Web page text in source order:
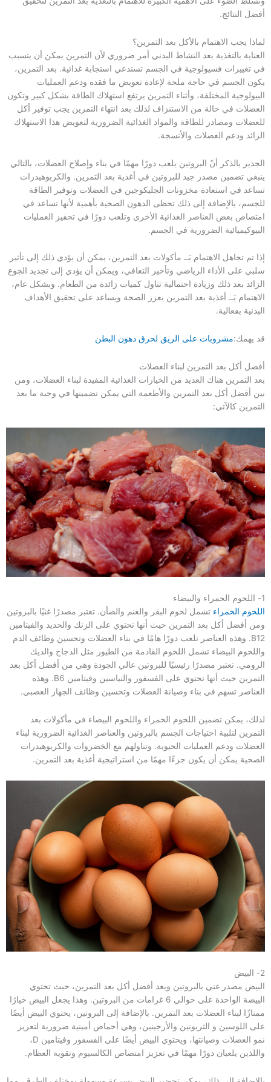
أفضل النتائج.
لماذا يجب الاهتمام بالأكل بعد التمرين؟
العناية بالتغذية بعد النشاط البدني أمر ضروري لأن التمرين يمكن أن يتسبب
في تغييرات فسيولوجية في الجسم تستدعي استجابة غذائية. بعد التمرين،
يكون الجسم في حاجة ملحة لإعادة تعويض ما فقده ودعم العمليات
البيولوجية المختلفة، وأثناء التمرين يرتفع استهلاك الطاقة بشكل كبير وتكون
العضلات في حالة من الاستنزاف لذلك بعد انتهاء التمرين يجب توفير أكل
للعضلات ومصادر للطاقة والمواد الغذائية الضرورية لتعويض هذا الاستهلاك
الزائد ودعم العضلات والأنسجة.
الجدير بالذكر أنً البروتين يلعب دورًا مهمًا في بناء وإصلاح العضلات، بالتالي
ينبغي تضمين مصدر جيد للبروتين في أغذية بعد التمرين. والكربوهيدرات
تساعد في استعادة مخزونات الجليكوجين في العضلات وتوفير الطاقة
للجسم، بالإضافة إلى ذلك تحظى الدهون الصحية بأهمية لأنها تساعد في
امتصاص بعض العناصر الغذائية الأخرى وتلعب دورًا في تحفيز العمليات
البيوكيميائية الضرورية في الجسم.
إذا تم تجاهل الاهتمام بَــ مأكولات بعد التمرين، يمكن أن يؤدي ذلك إلى تأثير
سلبي على الأداء الرياضي وتأخير التعافي، ويمكن أن يؤدي إلى تجديد الجوع
الزائد بعد ذلك وزيادة احتمالية تناول كميات زائدة من الطعام. وبشكل عام،
الاهتمام بَــ أغذية بعد التمرين يعزز الصحة ويساعد على تحقيق الأهداف
البدنية بفعالية.
قد يهمك:مشروبات على الريق لحرق دهون البطن
أفضل أكل بعد التمرين لبناء العضلات
بعد التمرين هناك العديد من الخيارات الغذائية المفيدة لبناء العضلات، ومن
بين أفضل أكل بعد التمرين والأطعمة التي يمكن تضمينها في وجبة ما بعد
التمرين كالآتي:
1- اللحوم الحمراء والبيضاء
اللحوم الحمراء تشمل لحوم البقر والغنم والضأن. تعتبر مصدرًا غنيًا بالبروتين
ومن أفضل أكل بعد التمرين حيث أنها تحتوي على الزنك والحديد والفيتامين
B12. وهذه العناصر تلعب دورًا هامًا في بناء العضلات وتحسين وظائف الدم
واللحوم البيضاء تشمل اللحوم القادمة من الطيور مثل الدجاج والديك
الرومي. تعتبر مصدرًا رئيسيًا للبروتين عالي الجودة وهي من أفضل أكل بعد
التمرين حيث أنها تحتوي على الفسفور والنياسين وفيتامين B6. وهذه
العناصر تسهم في بناء وصيانة العضلات وتحسين وظائف الجهاز العصبي.
لذلك، يمكن تضمين اللحوم الحمراء واللحوم البيضاء في مأكولات بعد
التمرين لتلبية احتياجات الجسم بالبروتين والعناصر الغذائية الضرورية لبناء
العضلات ودعم العمليات الحيوية. وتناولهم مع الخضروات والكربوهيدرات
الصحية يمكن أن يكون جزءًا مهمًا من استراتيجية أغذية بعد التمرين.
2- البيض
البيض مصدر غني بالبروتين ويعد أفضل أكل بعد التمرين، حيث تحتوي
البيضة الواحدة على حوالي 6 غرامات من البروتين. وهذا يجعل البيض خيارًا
ممتازًا لبناء العضلات بعد التمرين. بالإضافة إلى البروتين، يحتوي البيض أيضًا
على اللوسين و الثريونين والأرجينين، وهي أحماض أمينية ضرورية لتعزيز
نمو العضلات وصيانتها، ويحتوي البيض أيضًا على الفسفور وفيتامين D،
واللذين يلعبان دورًا مهمًا في تعزيز امتصاص الكالسيوم وتقوية العظام.